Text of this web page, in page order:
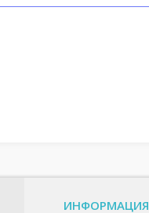
ИНФОРМАЦИЯ